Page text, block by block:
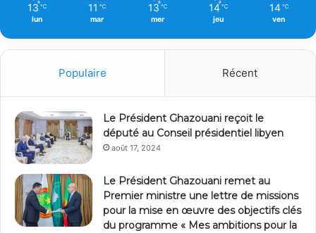
13 ℃
lun
11 ℃
mar
13 ℃
mer
14 ℃
jeu
14 ℃
ven
Populaire Récent
Le Président Ghazouani reçoit le
député au Conseil présidentiel libyen
août 17, 2024
Le Président Ghazouani remet au
Premier ministre une lettre de missions
pour la mise en œuvre des objectifs clés
du programme « Mes ambitions pour la